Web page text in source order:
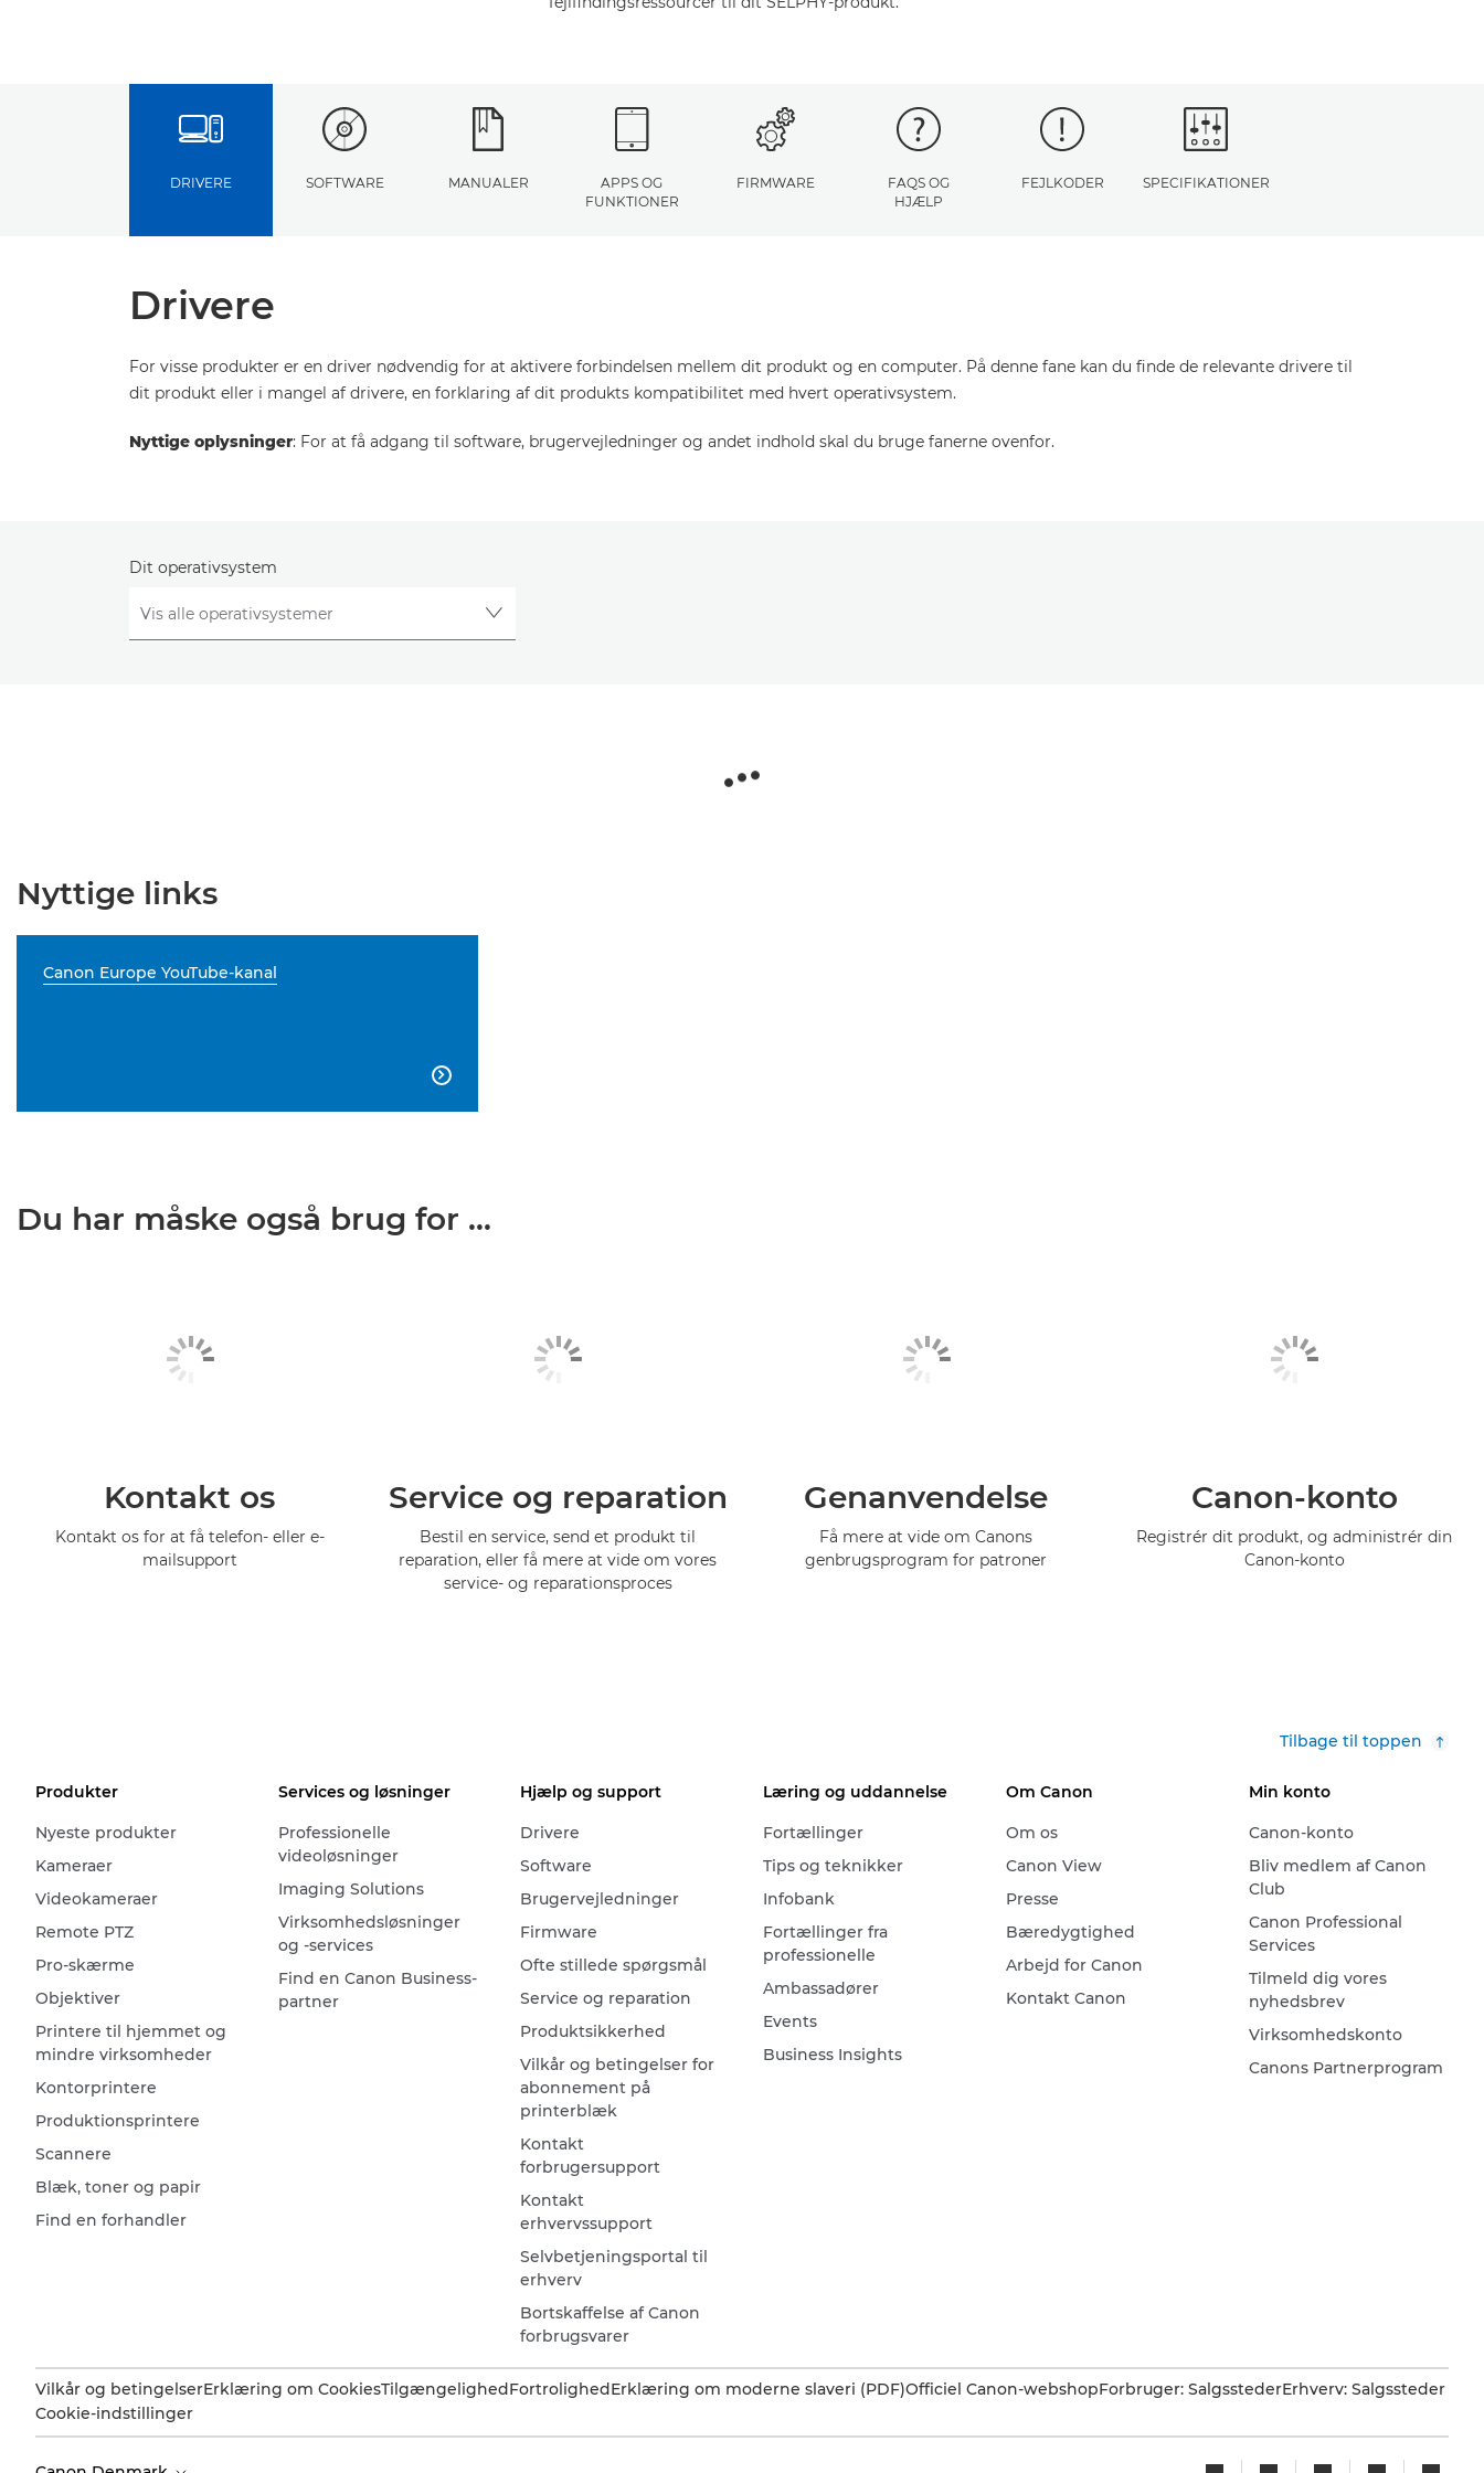
DRIVERE SOFTWARE MANUALER
APPS OG
FUNKTIONER
FIRMWARE
FAQS OG
HJÆLP
FEJLKODER SPECIFIKATIONER
Drivere
For visse produkter er en driver nødvendig for at aktivere forbindelsen mellem dit produkt og en computer. På denne fane kan du finde de relevante drivere til
dit produkt eller i mangel af drivere, en forklaring af dit produkts kompatibilitet med hvert operativsystem.
Nyttige oplysninger: For at få adgang til software, brugervejledninger og andet indhold skal du bruge fanerne ovenfor.
Dit operativsystem
Nyttige links
Canon Europe YouTube-kanal

Du har måske også brug for ...
Kontakt os
Kontakt os for at få telefon- eller e-
mailsupport
Service og reparation
Bestil en service, send et produkt til
reparation, eller få mere at vide om vores
service- og reparationsproces
Genanvendelse
Få mere at vide om Canons
genbrugsprogram for patroner
Canon-konto
Registrér dit produkt, og administrér din
Canon-konto
Tilbage til toppen
Produkter
Nyeste produkter
Kameraer
Videokameraer
Remote PTZ
Pro-skærme
Objektiver
Printere til hjemmet og
mindre virksomheder
Kontorprintere
Produktionsprintere
Scannere
Blæk, toner og papir
Find en forhandler
Services og løsninger
Professionelle
videoløsninger
Imaging Solutions
Virksomhedsløsninger
og -services
Find en Canon Business-
partner
Hjælp og support
Drivere
Software
Brugervejledninger
Firmware
Ofte stillede spørgsmål
Service og reparation
Produktsikkerhed
Vilkår og betingelser for
abonnement på
printerblæk
Kontakt
forbrugersupport
Kontakt
erhvervssupport
Selvbetjeningsportal til
erhverv
Bortskaffelse af Canon
forbrugsvarer
Læring og uddannelse
Fortællinger
Tips og teknikker
Infobank
Fortællinger fra
professionelle
Ambassadører
Events
Business Insights
Om Canon
Om os
Canon View
Presse
Bæredygtighed
Arbejd for Canon
Kontakt Canon
Min konto
Canon-konto
Bliv medlem af Canon
Club
Canon Professional
Services
Tilmeld dig vores
nyhedsbrev
Virksomhedskonto
Canons Partnerprogram
Vilkår og betingelserErklæring om CookiesTilgængelighedFortrolighedErklæring om moderne slaveri (PDF)Officiel Canon-webshopForbruger: SalgsstederErhverv: Salgssteder
Cookie-indstillinger